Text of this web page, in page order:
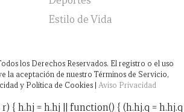
Estilo de Vida
los Derechos Reservados. El registro o el uso
la aceptación de nuestro Términos de Servicio,
y Política de Cookies | Aviso Privacidad
{ h.hj = h.hj || function() { (h.hj.q = h.hj.q